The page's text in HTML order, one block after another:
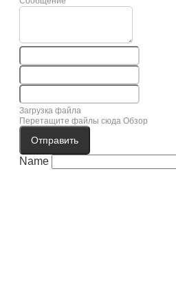
Загрузка файла
Перетащите файлы сюда Обзор
Отправить
Name